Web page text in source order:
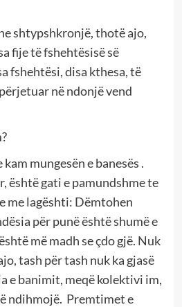
shtypshkronjë, thotë ajo,
fije të fshehtësisë së
fshehtësi, disa kthesa, të
në ndonjë vend
mungesën e banesës .
është gati e pamundshme te
me lagështi: Dëmtohen
për punë është shumë e
më madh se çdo gjë. Nuk
tash për tash nuk ka gjasë
e banimit, meqë kolektivi im,
ndihmojë. Premtimet e